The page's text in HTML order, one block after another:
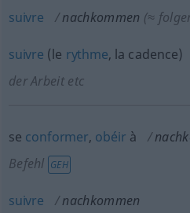
suivre nachkommen (≈
suivre (le rythme, la cadence)
der Arbeit etc
se conformer, obéir à
Befehl GEH
suivre nachkommen